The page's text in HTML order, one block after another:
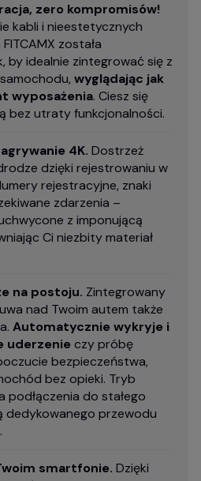
zero kompromisów!
kabli i nieestetycznych
została
by idealnie zintegrować się z
wyglądając jak
wyposażenia. Ciesz się
bez utraty funkcjonalności.
4K. Dostrzeż
dzięki rejestrowaniu w
rejestracyjne, znaki
zdarzenia –
z imponującą
Ci niezbity materiał
na postoju. Zintegrowany
nad Twoim autem także
Automatycznie wykryje i
uderzenie czy próbę
bezpieczeństwa,
bez opieki. Tryb
podłączenia do stałego
dedykowanego przewodu
smartfonie. Dzięki